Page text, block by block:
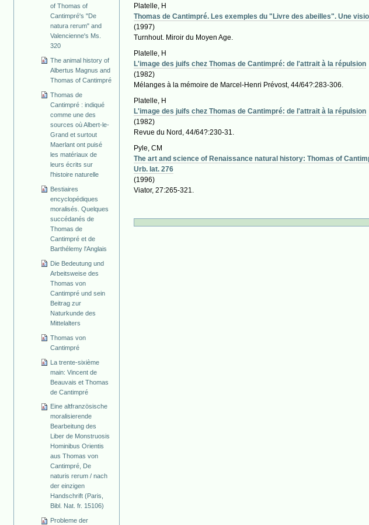
of Thomas of
Cantimpré's "De
natura rerum" and
Valencienne's Ms.
320
The animal history of
Albertus Magnus and
Thomas of Cantimpré
Thomas de
Cantimpré : indiqué
comme une des
sources où Albert-le-
Grand et surtout
Maerlant ont puisé
les matériaux de
leurs écrits sur
l'histoire naturelle
Bestiaires
encyclopédiques
moralisés. Quelques
succédanés de
Thomas de
Cantimpré et de
Barthélemy l'Anglais
Die Bedeutung und
Arbeitsweise des
Thomas von
Cantimpré und sein
Beitrag zur
Naturkunde des
Mittelalters
Thomas von
Cantimpré
La trente-sixième
main: Vincent de
Beauvais et Thomas
de Cantimpré
Eine altfranzösische
moralisierende
Bearbeitung des
Liber de Monstruosis
Hominibus Orientis
aus Thomas von
Cantimpré, De
naturis rerum / nach
der einzigen
Handschrift (Paris,
Bibl. Nat. fr. 15106)
Probleme der
Platelle, H
Thomas de Cantimpré. Les exemples du "Livre des abeilles". Une
(1997)
Turnhout. Miroir du Moyen Age.
Platelle, H
L'image des juifs chez Thomas de Cantimpré: de l'attrait à la répulsion
(1982)
Mélanges à la mémoire de Marcel-Henri Prévost, 44/64?:283-306.
Platelle, H
L'image des juifs chez Thomas de Cantimpré: de l'attrait à la répulsion
(1982)
Revue du Nord, 44/64?:230-31.
Pyle, CM
The art and science of Renaissance natural history: Thomas of
Urb. lat. 276
(1996)
Viator, 27:265-321.